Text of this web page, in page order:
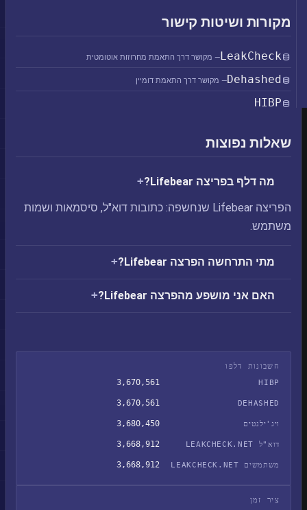
מקורות ושיטות קישור
LeakCheck— מקושר דרך התאמת מחרוזות אוטומטית
Dehashed— מקושר דרך התאמת דומיין
HIBP
שאלות נפוצות
מה דלף בפריצה Lifebear?
הפריצה Lifebear שנחשפה: כתובות דוא"ל, סיסמאות ושמות
משתמש.
מתי התרחשה הפרצה Lifebear?
האם אני מושפע מהפרצה Lifebear?
חשבונות דלפו
HIBP
3,670,561
DEHASHED
3,670,561
ויג'ילנטים 3,680,450
דוא"ל LEAKCHECK.NET 3,668,912
משתמשים LEAKCHECK.NET 3,668,912
ציר זמן